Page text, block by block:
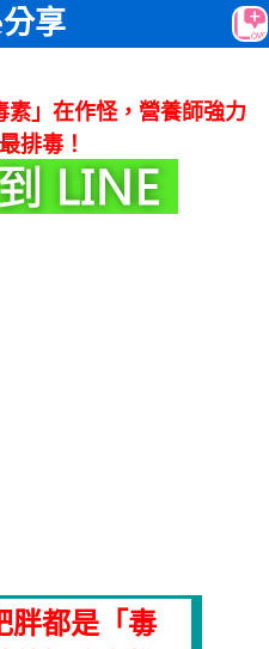
享
」在作怪，營養師強力
排毒！
胖都是「毒